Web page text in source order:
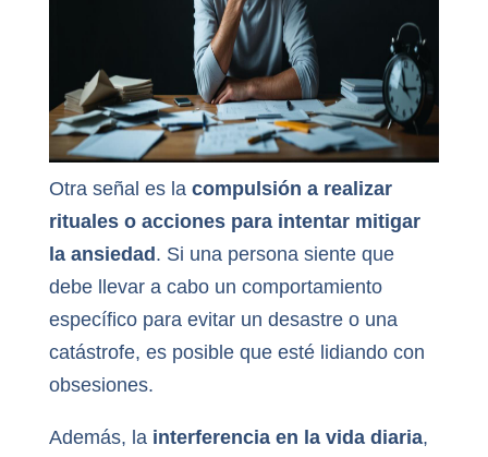
Otra señal es la compulsión a realizar
rituales o acciones para intentar mitigar
la ansiedad. Si una persona siente que
debe llevar a cabo un comportamiento
específico para evitar un desastre o una
catástrofe, es posible que esté lidiando con
obsesiones.
Además, la interferencia en la vida diaria,